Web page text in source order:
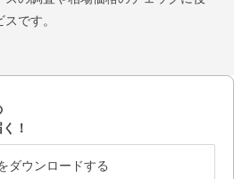
です。
！
ダウンロードする